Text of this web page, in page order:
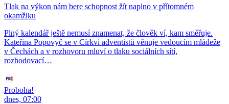
Tlak na výkon nám bere schopnost žít naplno v přítomném
okamžiku
Plný kalendář ještě nemusí znamenat, že člověk ví, kam směřuje.
Kateřina Popovyč se v Církvi adventistů věnuje vedoucím mládeže
v Čechách a v rozhovoru mluví o tlaku sociálních sítí,
rozhodovací…
Proboha!
dnes, 07:00